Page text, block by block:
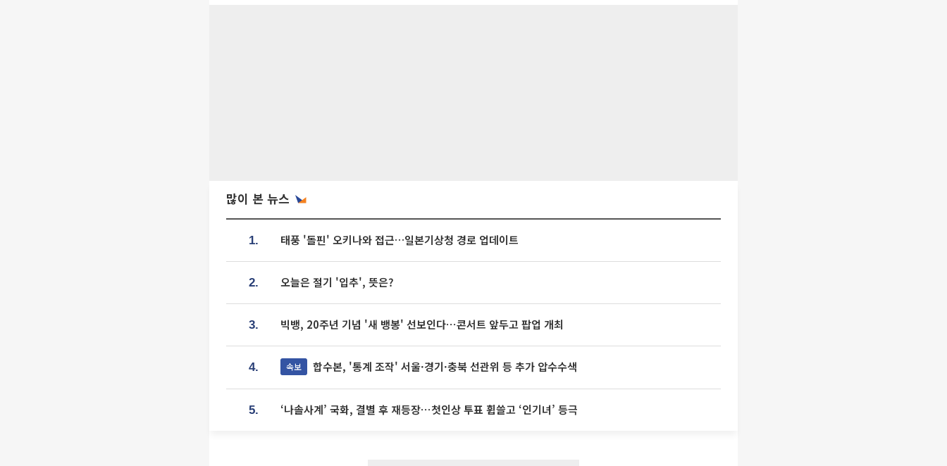
많이 본 뉴스
1. 태풍 '돌핀' 오키나와 접근…일본기상청 경로 업데이트
2. 오늘은 절기 '입추', 뜻은?
3. 빅뱅, 20주년 기념 '새 뱅봉' 선보인다⋯콘서트 앞두고 팝업 개최
4. 속보 합수본, '통계 조작' 서울·경기·충북 선관위 등 추가 압수수색
5. ‘나솔사계’ 국화, 결별 후 재등장⋯첫인상 투표 휩쓸고 ‘인기녀’ 등극